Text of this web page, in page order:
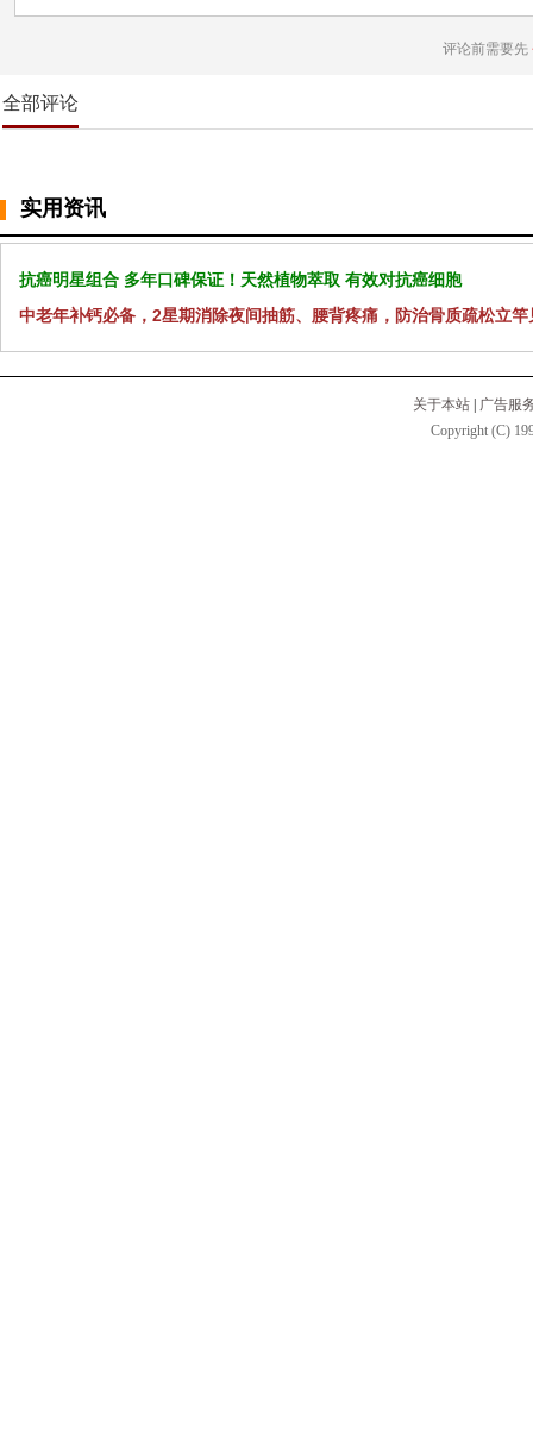
评论前需要先
全部评论
实用资讯
抗癌明星组合 多年口碑保证！天然植物萃取 有效对抗癌细胞
中老年补钙必备，2星期消除夜间抽筋、腰背疼痛，防治骨质疏松立竿
关于本站
广告服
Copyright (C)